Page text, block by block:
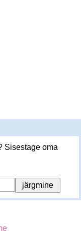
Sisestage oma